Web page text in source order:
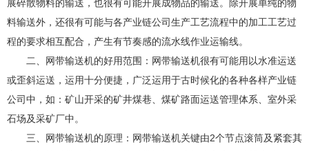
展碎散物料的输送，也很有可能开展成物品的输送。除开展单纯的物
料输送外，还很有可能与各产业链公司生产工艺流程中的加工工艺过
程的要求相互配合，产生有节奏感的流水线作业运输线。
二、网带输送机的好用范围：网带输送机很有可能用以水准运送
或歪斜运送，运用十分便捷，广泛运用于古时候化的各种各样产业链
公司中，如：矿山开采的矿井煤巷、煤矿路面运送管理体系、室外采
石场及采矿厂中。
三、网带输送机的原理：网带输送机关键由2个节点滚筒及紧套其